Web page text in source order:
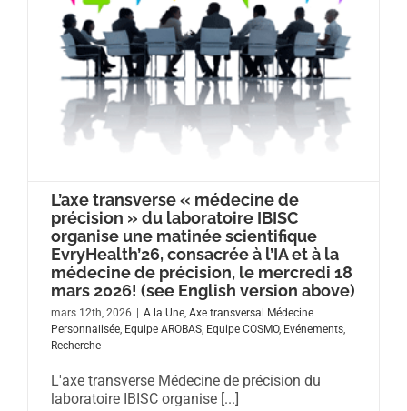
L’axe transverse « médecine de
précision » du laboratoire IBISC
organise une matinée scientifique
EvryHealth’26, consacrée à l’IA et à la
médecine de précision, le mercredi 18
mars 2026! (see English version above)
mars 12th, 2026 A la Une, Axe transversal Médecine
Personnalisée, Equipe AROBAS, Equipe COSMO, Evénements,
Recherche
L'axe transverse Médecine de précision du
laboratoire IBISC organise [...]